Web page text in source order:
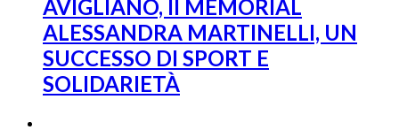
AVIGLIANO, II MEMORIAL
ALESSANDRA MARTINELLI, UN
SUCCESSO DI SPORT E
SOLIDARIETÀ